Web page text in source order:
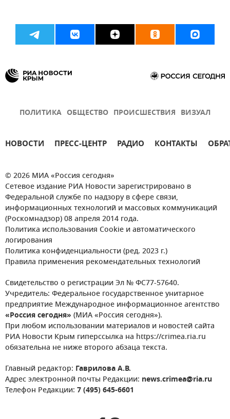
ПОЛИТИКА ОБЩЕСТВО ПРОИСШЕСТВИЯ ВИЗУАЛ
НОВОСТИ ПРЕСС-ЦЕНТР РАДИО КОНТАКТЫ
© 2026 МИА «Россия сегодня»
Сетевое издание РИА Новости зарегистрировано в
Федеральной службе по надзору в сфере связи,
информационных технологий и массовых коммуникаций
(Роскомнадзор) 08 апреля 2014 года.
Политика использования Cookie и автоматического
логирования
Политика конфиденциальности (ред. 2023 г.)
Правила применения рекомендательных технологий
Свидетельство о регистрации Эл № ФС77-57640.
Учредитель: Федеральное государственное унитарное
предприятие Международное информационное агентство
«Россия сегодня» (МИА «Россия сегодня»).
При любом использовании материалов и новостей сайта
РИА Новости Крым гиперссылка на https://crimea.ria.ru
обязательна не ниже второго абзаца текста.
Главный редактор: Гаврилова А.В.
Адрес электронной почты Редакции: news.crimea@ria.ru
Телефон Редакции: 7 (495) 645-6601